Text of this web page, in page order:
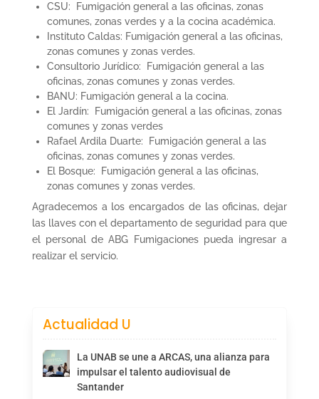
CSU: Fumigación general a las oficinas, zonas
comunes, zonas verdes y a la cocina académica.
Instituto Caldas: Fumigación general a las oficinas,
zonas comunes y zonas verdes.
Consultorio Jurídico: Fumigación general a las
oficinas, zonas comunes y zonas verdes.
BANU: Fumigación general a la cocina.
El Jardín: Fumigación general a las oficinas, zonas
comunes y zonas verdes
Rafael Ardila Duarte: Fumigación general a las
oficinas, zonas comunes y zonas verdes.
El Bosque: Fumigación general a las oficinas,
zonas comunes y zonas verdes.
Agradecemos a los encargados de las oficinas, dejar
las llaves con el departamento de seguridad para que
el personal de ABG Fumigaciones pueda ingresar a
realizar el servicio.
Actualidad U
La UNAB se une a ARCAS, una alianza para
impulsar el talento audiovisual de
Santander